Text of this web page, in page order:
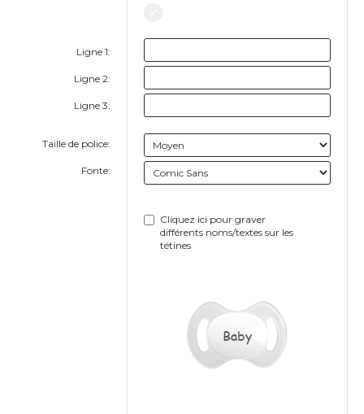
Ligne 1:
Ligne 2:
Ligne 3:
Taille de police:
Fonte:
Cliquez ici pour graver
différents noms/textes sur les
tétines
Baby